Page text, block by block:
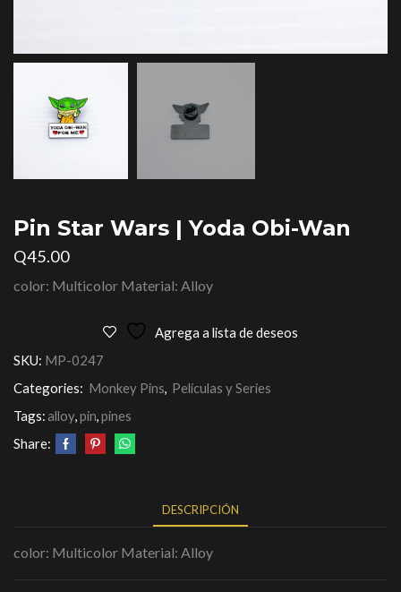
Pin Star Wars | Yoda Obi-Wan
Q45.00
color: Multicolor Material: Alloy
Agrega a lista de deseos
SKU: MP-0247
Categories: Monkey Pins, Películas y Series
Tags:alloy,pin,pines
Share:
DESCRIPCIÓN
color: Multicolor Material: Alloy